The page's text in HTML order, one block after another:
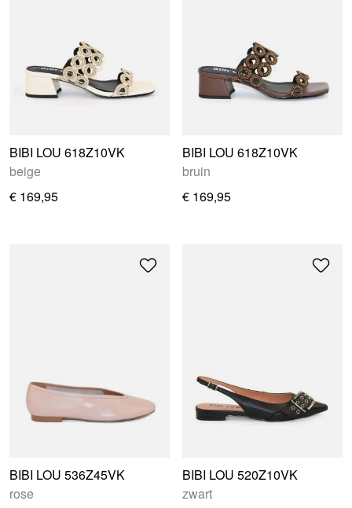
BIBI LOU 618Z10VK
beige
€ 169,95
BIBI LOU 618Z10VK
bruin
€ 169,95
BIBI LOU 536Z45VK
rose
BIBI LOU 520Z10VK
zwart